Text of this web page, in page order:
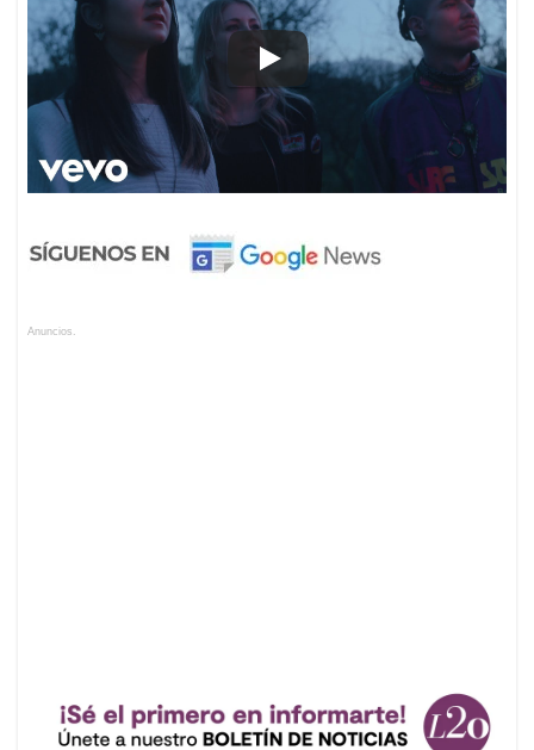
Anuncios.